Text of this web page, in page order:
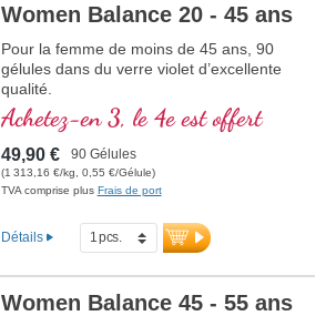
Women Balance 20 - 45 ans
Pour la femme de moins de 45 ans, 90
gélules dans du verre violet d’excellente
qualité.
Achetez-en 3, le 4e est offert
49,90 € 90 Gélules
(1 313,16 €/kg, 0,55 €/Gélule)
TVA comprise plus Frais de port
Détails
Women Balance 45 - 55 ans